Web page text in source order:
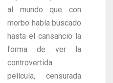
al mundo que con
morbo había buscado
hasta el cansancio la
forma de ver la
controvertida
película, censurada